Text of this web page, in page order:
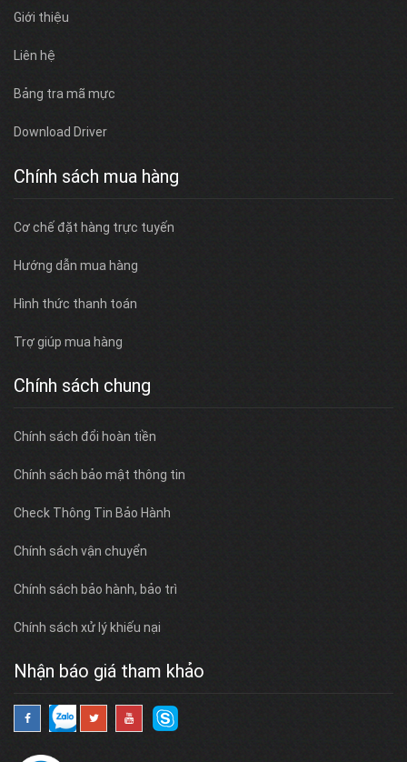
Giới thiệu
Liên hệ
Bảng tra mã mực
Download Driver
Chính sách mua hàng
Cơ chế đặt hàng trực tuyến
Hướng dẫn mua hàng
Hình thức thanh toán
Trợ giúp mua hàng
Chính sách chung
Chính sách đổi hoàn tiền
Chính sách bảo mật thông tin
Check Thông Tin Bảo Hành
Chính sách vận chuyển
Chính sách bảo hành, bảo trì
Chính sách xử lý khiếu nại
Nhận báo giá tham khảo